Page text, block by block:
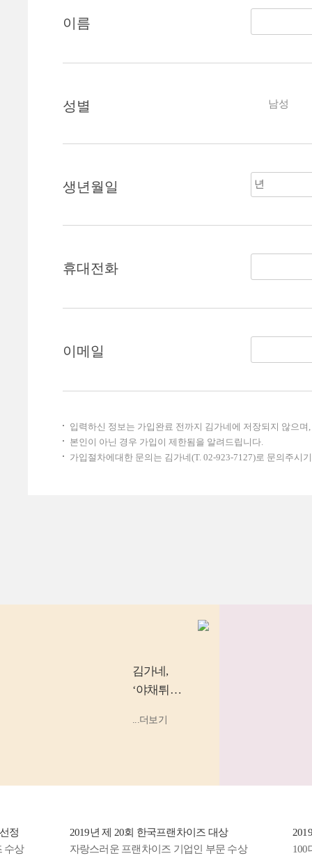
이름
성별 남성
생년월일
휴대전화
이메일
입력하신 정보는 가입완료 전까지 김가네에 저장되지 않으
본인이 아닌 경우 가입이 제한됨을 알려드립니다.
가입절차에대한 문의는 김가네(T. 02-923-7127)로 문의주시
김가네,
‘야채튀김
고기 김밥’
...더보기
2019년 제 20회 한국프랜차이즈 대상
자랑스러운 프랜차이즈 기업인 부문 수상
2019년
100대